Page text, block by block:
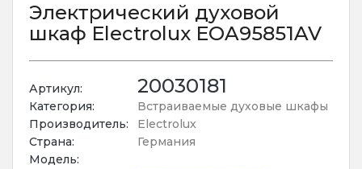
Электрический духовой
шкаф Electrolux EOA95851AV
Артикул: 20030181
Категория:
Встраиваемые духовые шкафы
Производитель:
Electrolux
Страна:
Германия
Модель: